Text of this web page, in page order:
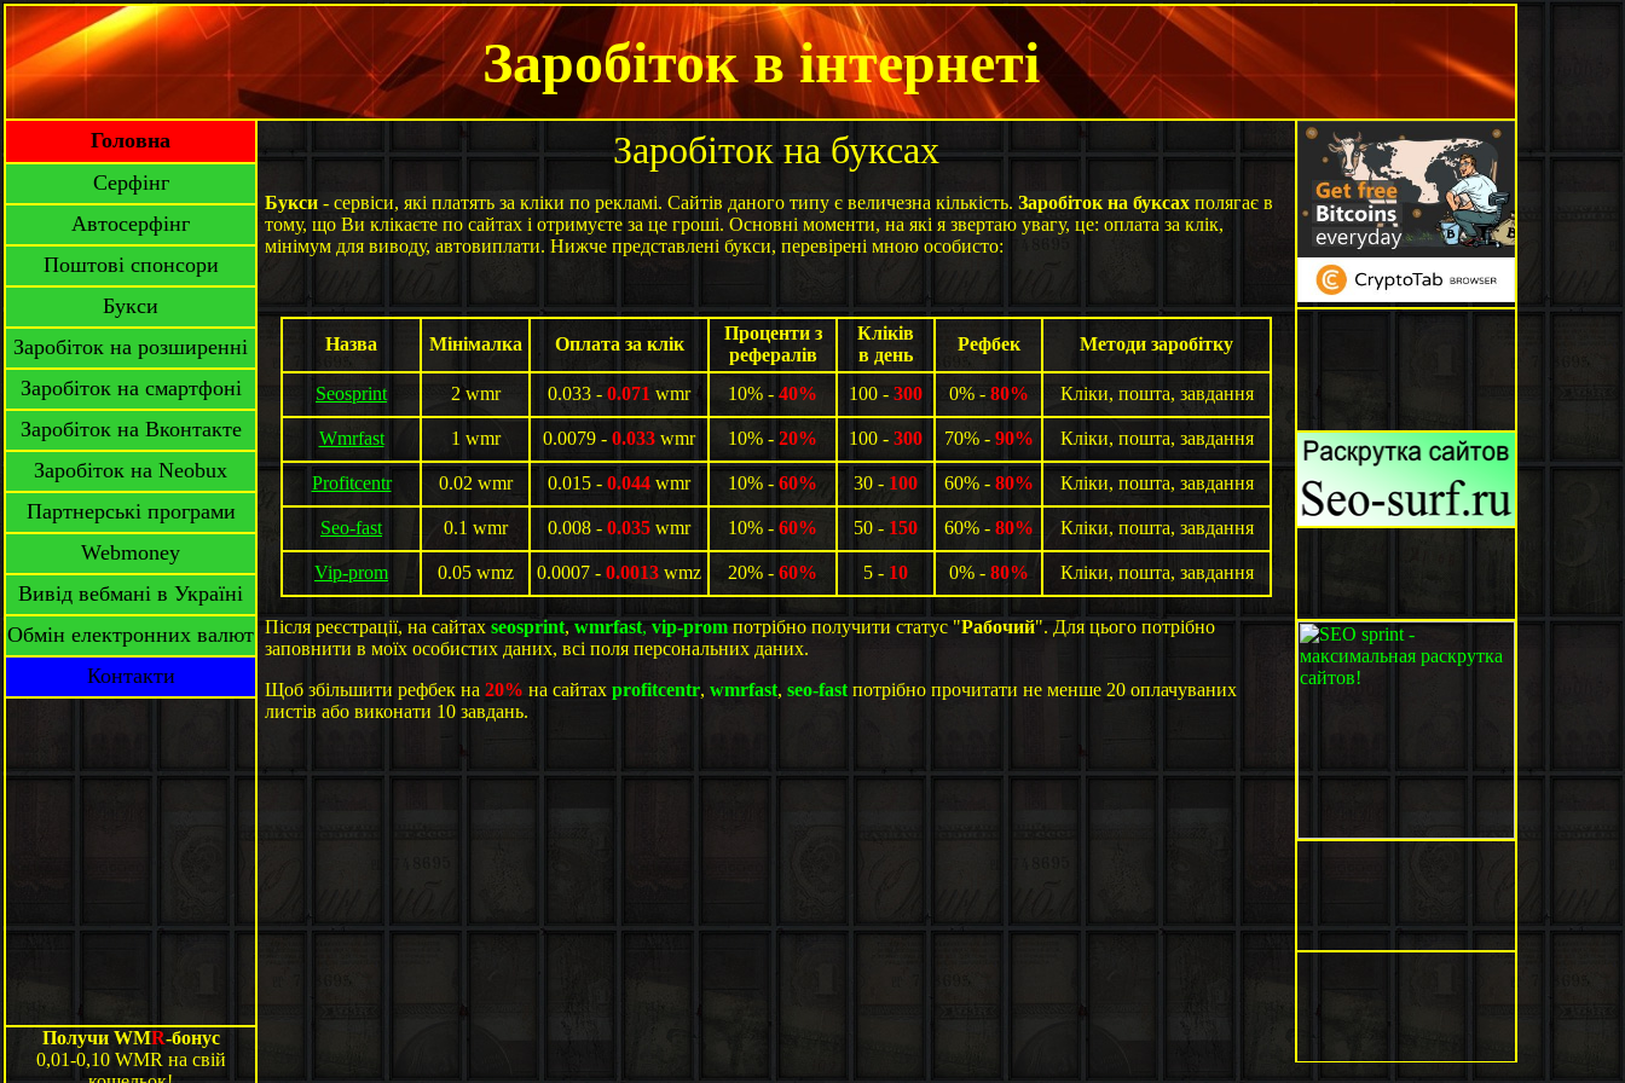
Заробіток в інтернеті
Головна
Серфінг
Автосерфінг
Поштові спонсори
Букси
Заробіток на розширенні
Заробіток на смартфоні
Заробіток на Вконтакте
Заробіток на Neobux
Партнерські програми
Webmoney
Вивід вебмані в Україні
Обмін електронних валют
Контакти
Получи WMR-бонус
0,01-0,10 WMR на свій
Заробіток на буксах
Букси - сервіси, які платять за кліки по рекламі. Сайтів даного типу є величезна кількість. Заробіток на буксах полягає в
тому, що Ви клікаєте по сайтах і отримуєте за це гроші. Основні моменти, на які я звертаю увагу, це: оплата за клік,
мінімум для виводу, автовиплати. Нижче представлені букси, перевірені мною особисто:
Назва Мінімалка Оплата за клік
Проценти з
рефералів
Кліків
в день
Рефбек Методи заробітку
Seosprint 2 wmr 0.033 - 0.071 wmr 10% - 40% 100 - 300 0% - 80% Кліки, пошта, завдання
Wmrfast 1 wmr 0.0079 - 0.033 wmr 10% - 20% 100 - 300 70% - 90% Кліки, пошта, завдання
Profitcentr 0.02 wmr 0.015 - 0.044 wmr 10% - 60% 30 - 100 60% - 80% Кліки, пошта, завдання
Seo-fast 0.1 wmr 0.008 - 0.035 wmr 10% - 60% 50 - 150 60% - 80% Кліки, пошта, завдання
Vip-prom 0.05 wmz 0.0007 - 0.0013 wmz 20% - 60% 5 - 10 0% - 80% Кліки, пошта, завдання
Після реєстрації, на сайтахseosprint,wmrfast, vip-promпотрібно получити статус "Рабочий". Для цього потрібно
заповнити в моїх особистих даних, всі поля персональних даних.
Щоб збільшити рефбек на 20% на сайтах profitcentr, wmrfast, seo-fast потрібно прочитати не менше 20 оплачуваних
листів або виконати 10 завдань.